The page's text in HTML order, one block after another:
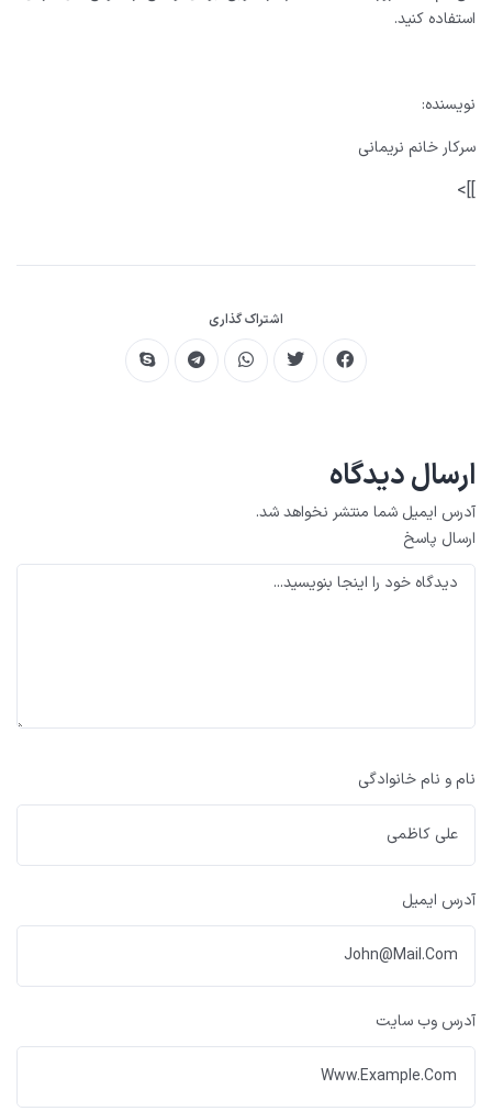
استفاده کنید.
نویسنده:
سرکار خانم نریمانی
]]>
اشتراک گذاری
ارسال دیدگاه
آدرس ایمیل شما منتشر نخواهد شد.
ارسال پاسخ
نام و نام خانوادگی
آدرس ایمیل
آدرس وب سایت